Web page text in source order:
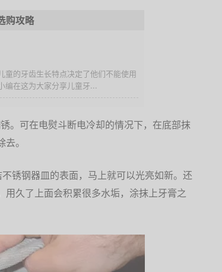
购攻略
童的牙齿生长特点决定了他们不能使用
编在这为大家分享儿童牙...
。可在电熨斗断电冷却的情况下，在底部抹
。
锈钢器皿的表面，马上就可以光亮如新。还
久了上面会积累很多水垢，涂抹上牙膏之